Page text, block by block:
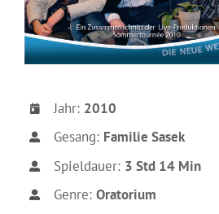
Jahr: 2010
Gesang: Familie Sasek
Spieldauer: 3 Std 14 Min
Genre: Oratorium